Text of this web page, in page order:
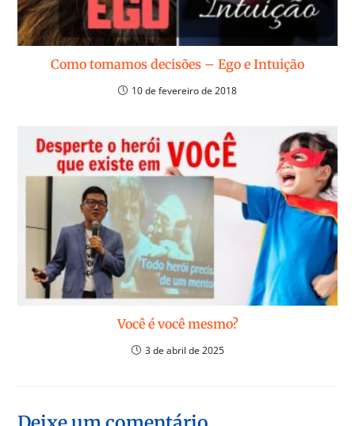
Como tomamos decisões – Ego e Intuição
10 de fevereiro de 2018
Você é você mesmo?
3 de abril de 2025